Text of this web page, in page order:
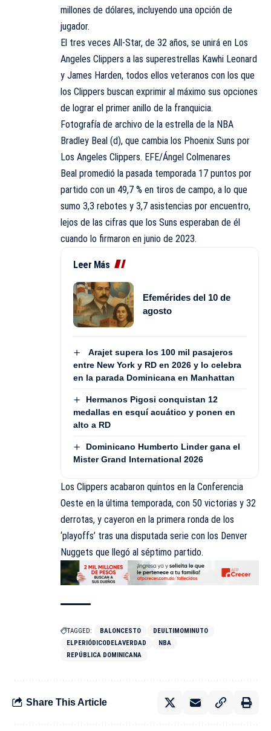
millones de dólares, incluyendo una opción de
jugador.
El tres veces All-Star, de 32 años, se unirá en Los
Angeles Clippers a las superestrellas Kawhi Leonard
y James Harden, todos ellos veteranos con los que
los Clippers buscan exprimir al máximo sus opciones
de lograr el primer anillo de la franquicia.
Fotografía de archivo de la estrella de la NBA
Bradley Beal (d), que cambia los Phoenix Suns por
Los Angeles Clippers. EFE/Ángel Colmenares
Beal promedió la pasada temporada 17 puntos por
partido con un 49,7 % en tiros de campo, a lo que
sumo 3,3 rebotes y 3,7 asistencias por encuentro,
lejos de las cifras que los Suns esperaban de él
cuando lo firmaron en junio de 2023.
Leer Más
Efemérides del 10 de
agosto
Arajet supera los 100 mil pasajeros
entre New York y RD en 2026 y lo celebra
en la parada Dominicana en Manhattan
Hermanos Pigosi conquistan 12
medallas en esquí acuático y ponen en
alto a RD
Dominicano Humberto Linder gana el
Mister Grand International 2026
Los Clippers acabaron quintos en la Conferencia
Oeste en la última temporada, con 50 victorias y 32
derrotas, y cayeron en la primera ronda de los
‘playoffs’ tras una disputada serie con los Denver
Nuggets que llegó al séptimo partido.
TAGGED: BALONCESTO
DEULTIMOMINUTO
ELPERIÓDICODELAVERDAD
NBA
REPÚBLICA DOMINICANA
Share This Article